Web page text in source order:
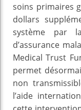
soins primaires
dollars
système par
d’assurance
Medical Trust
permet
non
l’aide